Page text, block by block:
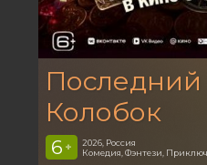
Последний
Колобок
6 +
2026, Россия
Комедия, Фэнтези,